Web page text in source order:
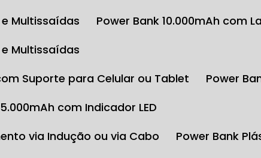
e Multissaídas
Power Bank 10.000mAh com
e Multissaídas
Suporte para Celular ou Tablet
Power
5.000mAh com Indicador LED
via Indução ou via Cabo
Power Bank